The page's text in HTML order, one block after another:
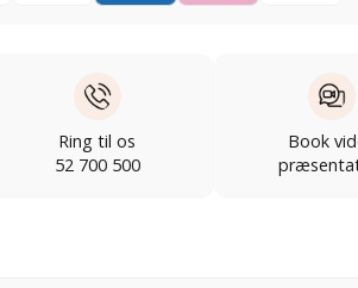
Ring til os
52 700 500
Book